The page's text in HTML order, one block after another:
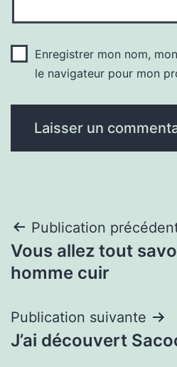
Enregistrer mon nom,
le navigateur pour mon
Navigation
de
Publication
Vous allez tout
homme cuir
Publication suivante
J’ai découvert